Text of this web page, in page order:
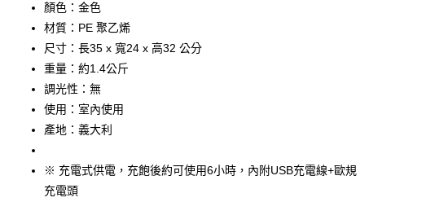
全盈+PAY
大哥付你分期
【大哥付你分期使用說明】
1.本服務由台灣大哥大提供，台灣大哥大用戶可立即使用無須另外申請。
2.付款方式選擇「大哥付你分期」，訂單成立後會自動跳轉到大哥付的交易
完成交易。
3.實際核准額度、可分期數及費用金額請依後續交易確認頁面所載為準。
4.訂單成立30分鐘內，如未前往確認交易或遇審核未通過，訂單將自動取
消。如遇「轉專審核」未通過狀況，表示未達大哥付你分期系統評分，恕
無法說明評估內容。
AFTEE先享後付
相關說明
【關於「AFTEE先享後付」】
AFTEE先享後付是「在收到商品之後才付款」的支付方式。 讓您購物簡單
便利好安心！
１．簡單：不需註冊會員、不需綁卡、不需儲值。
３．安心：先確認商品／服務後，再付款。
ATM付款
運送方式
顏色：金色
材質：PE 聚乙烯
尺寸：長35 x 寬24 x 高32 公分
重量：約1.4公斤
調光性：無
使用：室內使用
產地：義大利
※ 充電式供電，充飽後約可使用6小時，內附USB充電線+歐規
充電頭